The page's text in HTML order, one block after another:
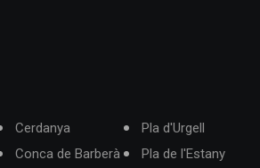
Cerdanya
Conca de Barberà
Pla d'Urgell
Pla de l'Estany